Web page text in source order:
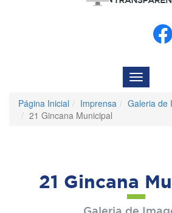
Menu
de
Página Inicial Imprensa
Galeria de
21 Gincana Municipal
21 Gincana
Galeria de